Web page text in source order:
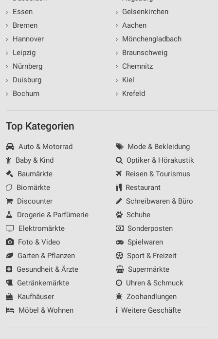
›
Essen
›
Bremen
›
Hannover
›
Leipzig
›
Nürnberg
›
Duisburg
›
Bochum
› Gelsenkirchen
› Aachen
› Mönchengladbach
› Braunschweig
› Chemnitz
› Kiel
› Krefeld
Top Kategorien
Auto & Motorrad
Baby & Kind
Baumärkte
Biomärkte
Discounter
Drogerie & Parfümerie
Elektromärkte
Foto & Video
Garten & Pflanzen
Gesundheit & Ärzte
Getränkemärkte
Kaufhäuser
Möbel & Wohnen
Mode & Bekleidung
Optiker & Hörakustik
Reisen & Tourismus
Restaurant
Schreibwaren & Büro
Schuhe
Sonderposten
Spielwaren
Sport & Freizeit
Supermärkte
Uhren & Schmuck
Zoohandlungen
Weitere Geschäfte